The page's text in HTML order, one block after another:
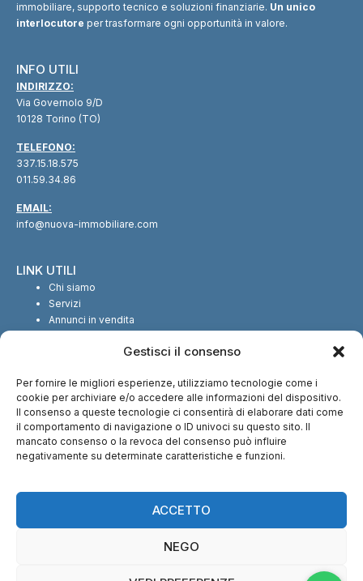
Gestisci il consenso
Per fornire le migliori esperienze, utilizziamo tecnologie come i
cookie per archiviare e/o accedere alle informazioni del dispositivo.
Il consenso a queste tecnologie ci consentirà di elaborare dati come
il comportamento di navigazione o ID univoci su questo sito. Il
mancato consenso o la revoca del consenso può influire
negativamente su determinate caratteristiche e funzioni.
ACCETTO
NEGO
immobiliare, supporto tecnico e soluzioni finanziarie. Un unico
interlocutore per trasformare ogni opportunità in valore.
INFO UTILI
INDIRIZZO:
Via Governolo 9/D
10128 Torino (TO)
TELEFONO:
337.15.18.575
011.59.34.86
EMAIL:
info@nuova-immobiliare.com
LINK UTILI
Chi siamo
Servizi
Annunci in vendita
SEGUICI SUI SOCIAL
CI TROVI ANCHE SU: